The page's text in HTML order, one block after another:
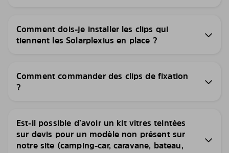
Comment dois-je installer les clips qui
tiennent les Solarplexius en place ?
Comment commander des clips de fixation
?
Est-il possible d’avoir un kit vitres teintées
sur devis pour un modèle non présent sur
notre site (camping-car, caravane, bateau,